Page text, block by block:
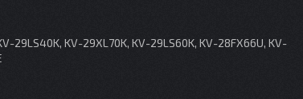
29LS40K, KV-29XL70K, KV-29LS60K, KV-28FX66U, KV-